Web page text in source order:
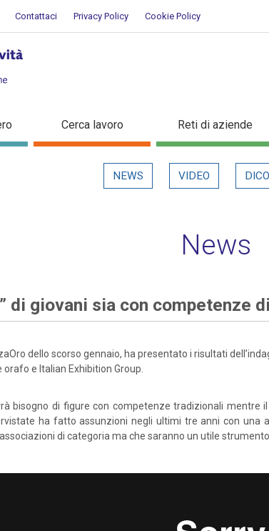
Contattaci Privacy Policy Cookie Policy
di giovani sia con
Cerca lavoro Reti di aziende
NEWS VIDEO
News
di giovani sia con competenze
dello scorso gennaio, ha presentato i risultati
e Italian Exhibition Group.
bisogno di figure con competenze tradizionali
ha fatto assunzioni negli ultimi tre anni con
di categoria ma che saranno un utile